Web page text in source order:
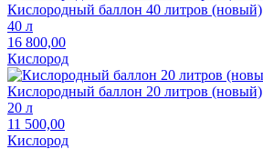
Кислородный баллон 40 литров (новый)
40 л
16 800,00
Кислород
Кислородный баллон 20 литров (новый)
20 л
11 500,00
Кислород